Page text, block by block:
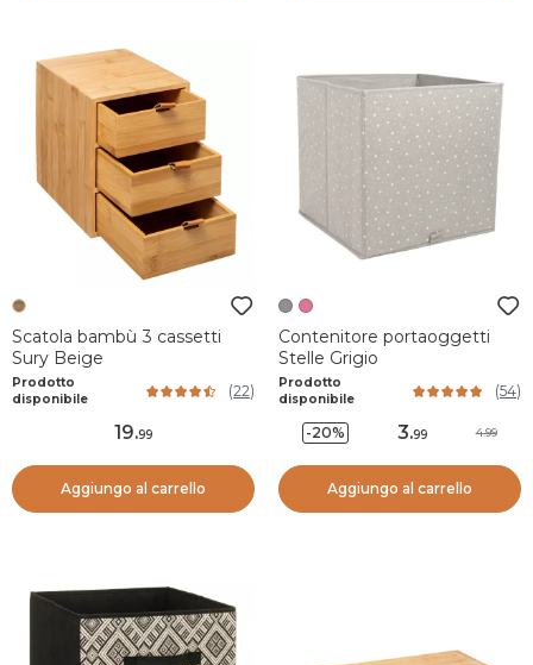
Scatola bambù 3 cassetti
Sury Beige
Prodotto
disponibile
(22)
19.99
Aggiungo al carrello
Contenitore portaoggetti
Stelle Grigio
Prodotto
disponibile
(54)
-20% 3.99 4.99
Aggiungo al carrello